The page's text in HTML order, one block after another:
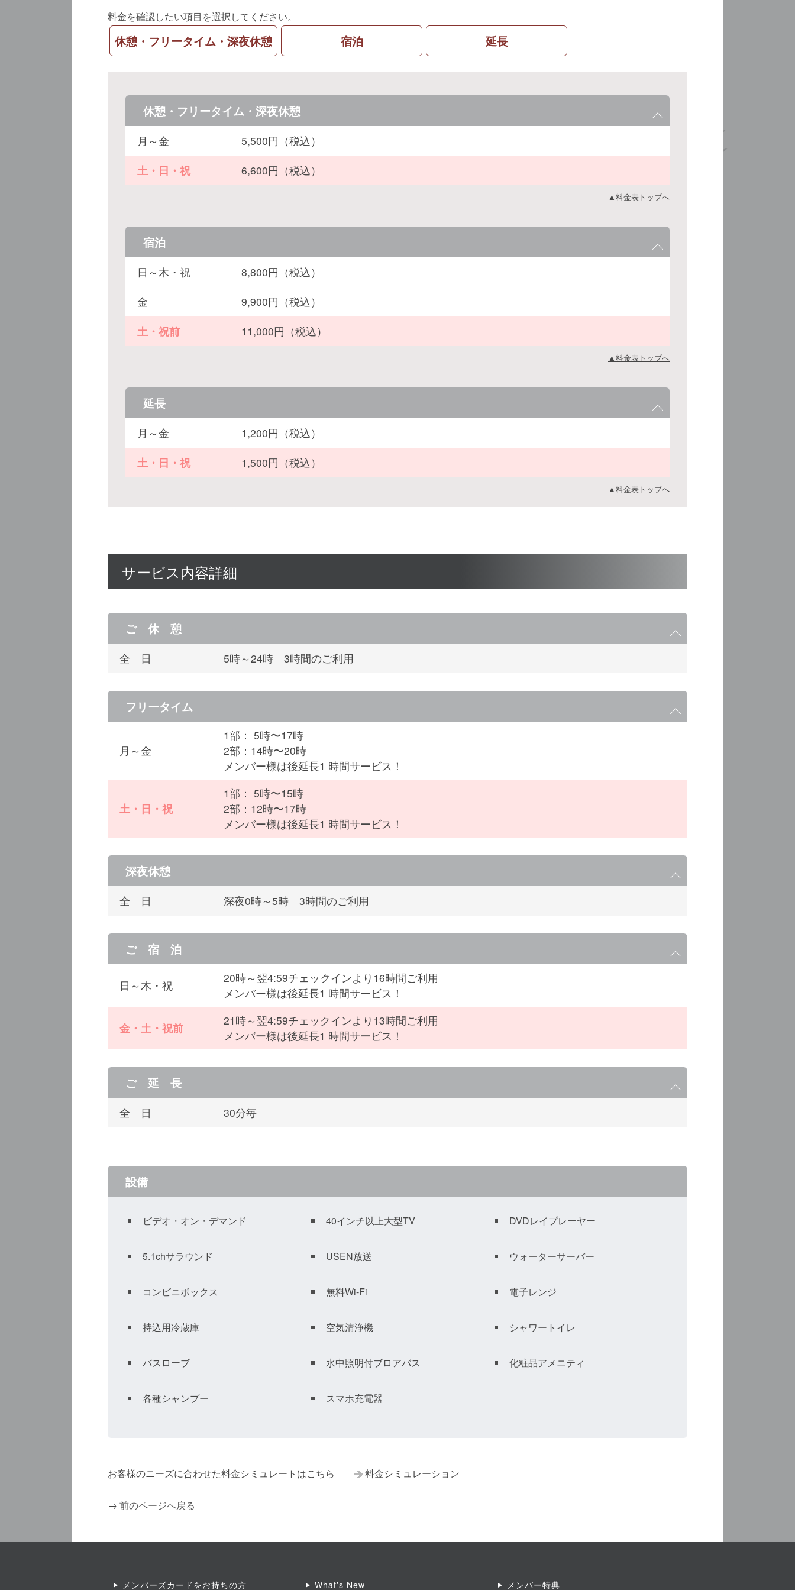
料金を確認したい項目を選択してください。
休憩・フリータイム・深夜休憩 宿泊 延長
休憩・フリータイム・深夜休憩
月～金
5,500円（税込）
土・日・祝
6,600円（税込）
▲料金表トップへ
宿泊
日～木・祝
8,800円（税込）
金
9,900円（税込）
土・祝前
11,000円（税込）
▲料金表トップへ
延長
月～金
1,200円（税込）
土・日・祝
1,500円（税込）
▲料金表トップへ
サービス内容詳細
ご 休 憩
全 日 5時～24時 3時間のご利用
フリータイム
月～金
1部： 5時〜17時
2部：14時〜20時
メンバー様は後延長1 時間サービス！
土・日・祝
1部： 5時〜15時
2部：12時〜17時
メンバー様は後延長1 時間サービス！
深夜休憩
全 日 深夜0時～5時 3時間のご利用
ご 宿 泊
日～木・祝
20時～翌4:59チェックインより16時間ご利用
メンバー様は後延長1 時間サービス！
金・土・祝前
21時～翌4:59チェックインより13時間ご利用
メンバー様は後延長1 時間サービス！
ご 延 長
全 日 30分毎
設備
ビデオ・オン・デマンド 40インチ以上大型TV DVDレイプレーヤー
5.1chサラウンド USEN放送 ウォーターサーバー
コンビニボックス 無料Wi-Fi 電子レンジ
持込用冷蔵庫 空気清浄機 シャワートイレ
バスローブ 水中照明付ブロアバス 化粧品アメニティ
各種シャンプー スマホ充電器
お客様のニーズに合わせた料金シミュレートはこちら 料金シミュレーション
→ 前のページへ戻る
メンバーズカードをお持ちの方 What's New メンバー特典